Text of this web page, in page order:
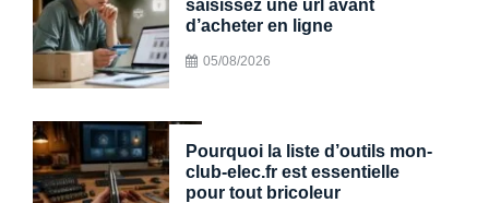
saisissez une url avant
d’acheter en ligne
05/08/2026
Pourquoi la liste d’outils mon-
club-elec.fr est essentielle
pour tout bricoleur